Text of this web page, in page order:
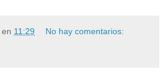
en 11:29 No hay comentarios: